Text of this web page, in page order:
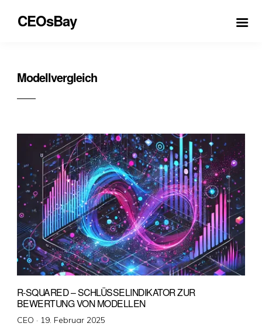
CEOsBay
Modellvergleich
R-SQUARED – SCHLÜSSELINDIKATOR ZUR
BEWERTUNG VON MODELLEN
CEO · Veröffentlicht
19. Februar 2025